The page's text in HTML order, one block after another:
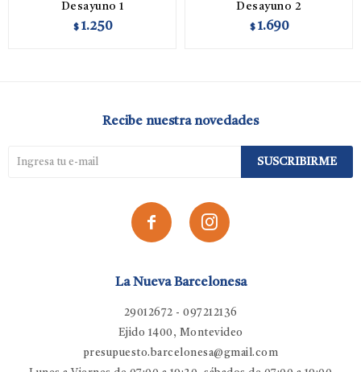
Desayuno 1
$ 1.250
Desayuno 2
$ 1.690
La Nueva Barcelonesa
29012672 - 097212136
Ejido 1400, Montevideo
presupuesto.barcelonesa@gmail.com
Recibe nuestra novedades
SUSCRIBIRME
 